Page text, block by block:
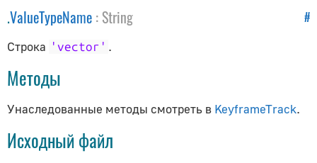
KeyframeTrack
NumberKeyframeTrack
VectorKeyframeTrack
Аудио
Audio
#
.ValueTypeName : String
Строка 'vector' .
Методы
Унаследованные методы смотреть в KeyframeTrack.
Исходный файл